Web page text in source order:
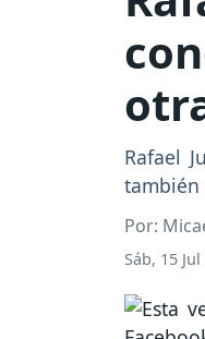
Rafael
también
Por:
Sáb, 15